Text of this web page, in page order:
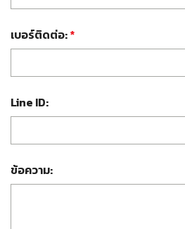
เบอร์ติดต่อ:*
Line ID:
ข้อความ: